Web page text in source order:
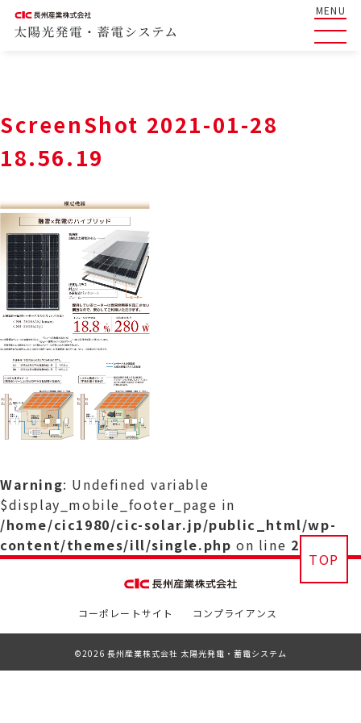
MENU
ScreenShot 2021-01-28
18.56.19
Warning: Undefined variable
$display_mobile_footer_page in
/home/cic1980/cic-solar.jp/public_html/wp-
content/themes/ill/single.php on line 29
TOP
コーポレートサイト コンプライアンス
©2026 長州産業株式会社 太陽光発電・蓄電システム